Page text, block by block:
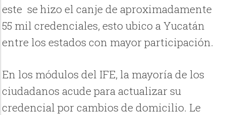
este se hizo el canje de aproximadamente
55 mil credenciales, esto ubico a Yucatán
entre los estados con mayor participación.
En los módulos del IFE, la mayoría de los
ciudadanos acude para actualizar su
credencial por cambios de domicilio. Le